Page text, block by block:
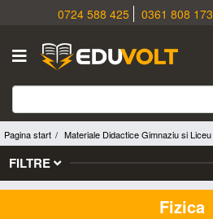
0724 588 425 0361 808 173
Pagina start Materiale Didactice Gimnaziu si Liceu
FILTRE
Fizica